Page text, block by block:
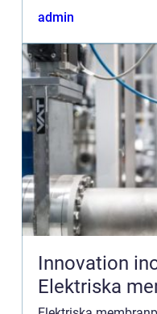
flytande kemikali...
admin
Innovation
Elektriska